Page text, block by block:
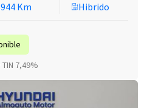
Km Hibrido
TIN 7,49%